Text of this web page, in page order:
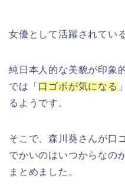
女優として活躍されてい
純日本人的な美貌が印象
では「 口ゴボが気になる
るようです。
そこで、森川葵さんが口
でかいのはいつからなの
まとめました。